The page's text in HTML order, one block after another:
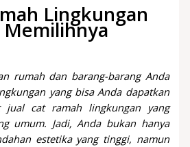
Lingkungan
Memilihnya
rumah dan barang-barang Anda
yang bisa Anda dapatkan
jual cat ramah lingkungan yang
umum. Jadi, Anda bukan hanya
estetika yang tinggi, namun